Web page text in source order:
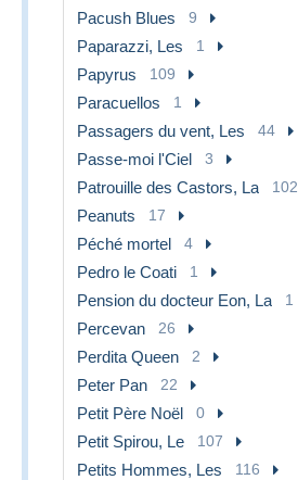
Pacush Blues 9
Paparazzi, Les 1
Papyrus 109
Paracuellos 1
Passagers du vent, Les 44
Passe-moi l'Ciel 3
Patrouille des Castors, La 102
Peanuts 17
Péché mortel 4
Pedro le Coati 1
Pension du docteur Eon, La 1
Percevan 26
Perdita Queen 2
Peter Pan 22
Petit Père Noël 0
Petit Spirou, Le 107
Petits Hommes, Les 116